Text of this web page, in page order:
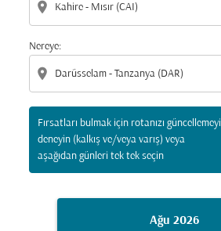
location_on
Nereye:
location_on
Fırsatları bulmak için rotanızı güncellemeyi
deneyin (kalkış ve/veya varış) veya
aşağıdan günleri tek tek seçin
Ağu 2026